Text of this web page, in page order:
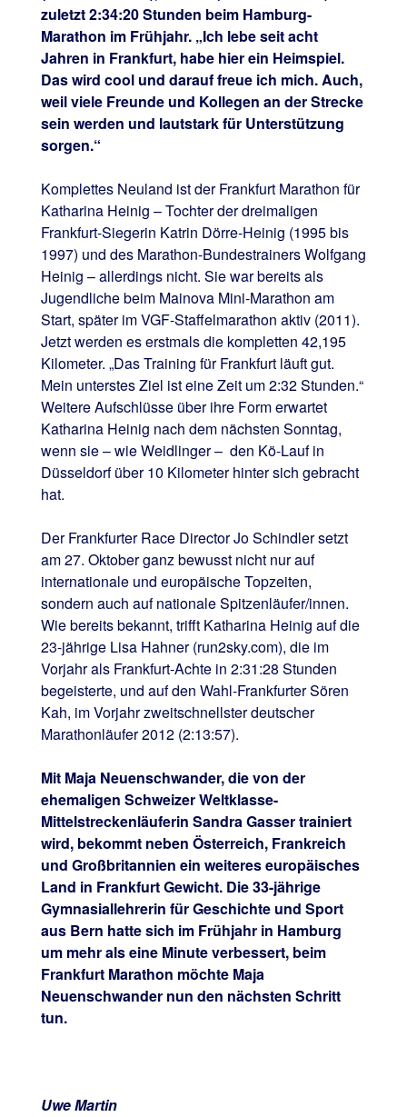
zuletzt 2:34:20 Stunden beim Hamburg-
Marathon im Frühjahr. „Ich lebe seit acht
Jahren in Frankfurt, habe hier ein Heimspiel.
Das wird cool und darauf freue ich mich. Auch,
weil viele Freunde und Kollegen an der Strecke
sein werden und lautstark für Unterstützung
sorgen.“
Komplettes Neuland ist der Frankfurt Marathon für
Katharina Heinig – Tochter der dreimaligen
Frankfurt-Siegerin Katrin Dörre-Heinig (1995 bis
1997) und des Marathon-Bundestrainers Wolfgang
Heinig – allerdings nicht. Sie war bereits als
Jugendliche beim Mainova Mini-Marathon am
Start, später im VGF-Staffelmarathon aktiv (2011).
Jetzt werden es erstmals die kompletten 42,195
Kilometer. „Das Training für Frankfurt läuft gut.
Mein unterstes Ziel ist eine Zeit um 2:32 Stunden.“
Weitere Aufschlüsse über ihre Form erwartet
Katharina Heinig nach dem nächsten Sonntag,
wenn sie – wie Weidlinger – den Kö-Lauf in
Düsseldorf über 10 Kilometer hinter sich gebracht
hat.
Der Frankfurter Race Director Jo Schindler setzt
am 27. Oktober ganz bewusst nicht nur auf
internationale und europäische Topzeiten,
sondern auch auf nationale Spitzenläufer/innen.
Wie bereits bekannt, trifft Katharina Heinig auf die
23-jährige Lisa Hahner (run2sky.com), die im
Vorjahr als Frankfurt-Achte in 2:31:28 Stunden
begeisterte, und auf den Wahl-Frankfurter Sören
Kah, im Vorjahr zweitschnellster deutscher
Marathonläufer 2012 (2:13:57).
Mit Maja Neuenschwander, die von der
ehemaligen Schweizer Weltklasse-
Mittelstreckenläuferin Sandra Gasser trainiert
wird, bekommt neben Österreich, Frankreich
und Großbritannien ein weiteres europäisches
Land in Frankfurt Gewicht. Die 33-jährige
Gymnasiallehrerin für Geschichte und Sport
aus Bern hatte sich im Frühjahr in Hamburg
um mehr als eine Minute verbessert, beim
Frankfurt Marathon möchte Maja
Neuenschwander nun den nächsten Schritt
tun.
Uwe Martin